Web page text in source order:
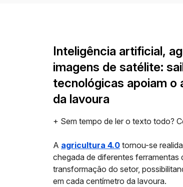
Inteligência artificial,
imagens de satélite:
tecnológicas apoiam o
da lavoura
+ Sem tempo de ler o texto todo?
A agricultura 4.0 tornou-se
chegada de diferentes ferramentas
transformação do setor,
em cada centímetro da lavoura.